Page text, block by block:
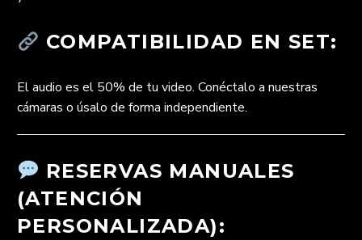
COMPATIBILIDAD EN SET:
El audio es el 50% de tu video. Conéctalo a nuestras
cámaras o úsalo de forma independiente.
RESERVAS MANUALES
(ATENCIÓN
PERSONALIZADA):